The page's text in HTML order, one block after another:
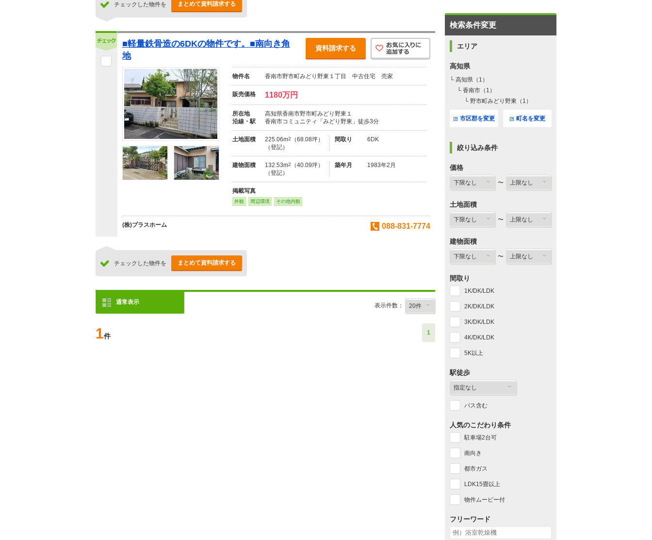
チェックした物件を まとめて資料請求する
■軽量鉄骨造の6DKの物件です。■南向き角
地
資料請求する
物件名 香南市野市町みどり野東１丁目 中古住宅 売家
販売価格 1180万円
所在地
高知県香南市野市町みどり野東１
沿線・駅
香南市コミュニティ「みどり野東」徒歩3分
土地面積 225.06m2
（68.08坪）
（登記）
間取り 6DK
建物面積 132.53m2
（40.09坪）
（登記）
築年月 1983年2月
掲載写真
外観 周辺環境 その他内観
(株)プラスホーム 088-831-7774
チェックした物件を まとめて資料請求する
通常表示 表示件数：
1件 1
検索条件変更
エリア
高知県
└ 高知県（1）
└ 香南市（1）
└ 野市町みどり野東（1）
市区郡を変更 町名を変更
絞り込み条件
価格
〜
土地面積
〜
建物面積
〜
間取り
1K/DK/LDK
2K/DK/LDK
3K/DK/LDK
4K/DK/LDK
5K以上
駅徒歩
バス含む
人気のこだわり条件
駐車場2台可
南向き
都市ガス
LDK15畳以上
物件ムービー付
フリーワード